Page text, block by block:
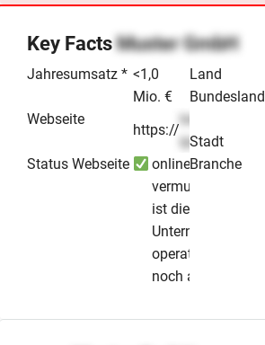
Key FactsMuster GmbH
Jahresumsatz * <1,0
Mio. €
Webseite
https://
lorem-
ipsum
Status Webseite
online -
vermutlich
ist dieses
Unternehmen
operativ
noch aktiv
Land
Bundesland
Stadt
Branche